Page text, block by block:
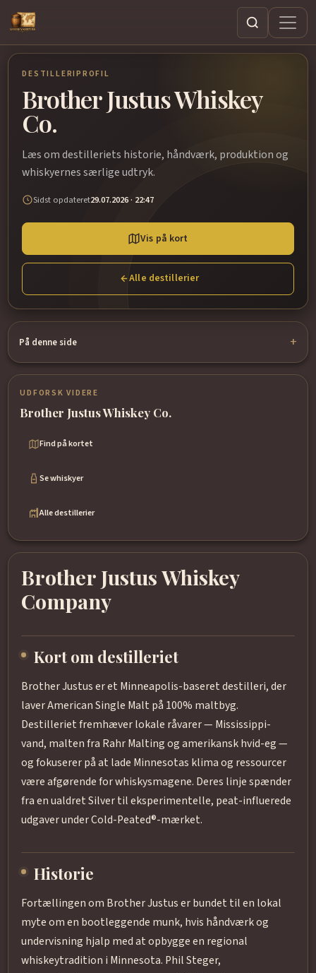
Søg
DESTILLERIPROFIL
Brother Justus Whiskey
Co.
Læs om destilleriets historie, håndværk, produktion og
whiskyernes særlige udtryk.
Sidst opdateret29.07.2026 · 22:47
Vis på kort
Alle destillerier
På denne side
UDFORSK VIDERE
Brother Justus Whiskey Co.
Find på kortet
Se whiskyer
Alle destillerier
Brother Justus Whiskey
Company
Kort om destilleriet
Brother Justus er et Minneapolis-baseret destilleri, der
laver American Single Malt på 100% maltbyg.
Destilleriet fremhæver lokale råvarer — Mississippi-
vand, malten fra Rahr Malting og amerikansk hvid-eg —
og fokuserer på at lade Minnesotas klima og ressourcer
være afgørende for whiskysmagene. Deres linje spænder
fra en ualdret Silver til eksperimentelle, peat-influerede
udgaver under Cold-Peated®-mærket.
Historie
Fortællingen om Brother Justus er bundet til en lokal
myte om en bootleggende munk, hvis håndværk og
undervisning hjalp med at opbygge en regional
whiskeytradition i Minnesota. Phil Steger,